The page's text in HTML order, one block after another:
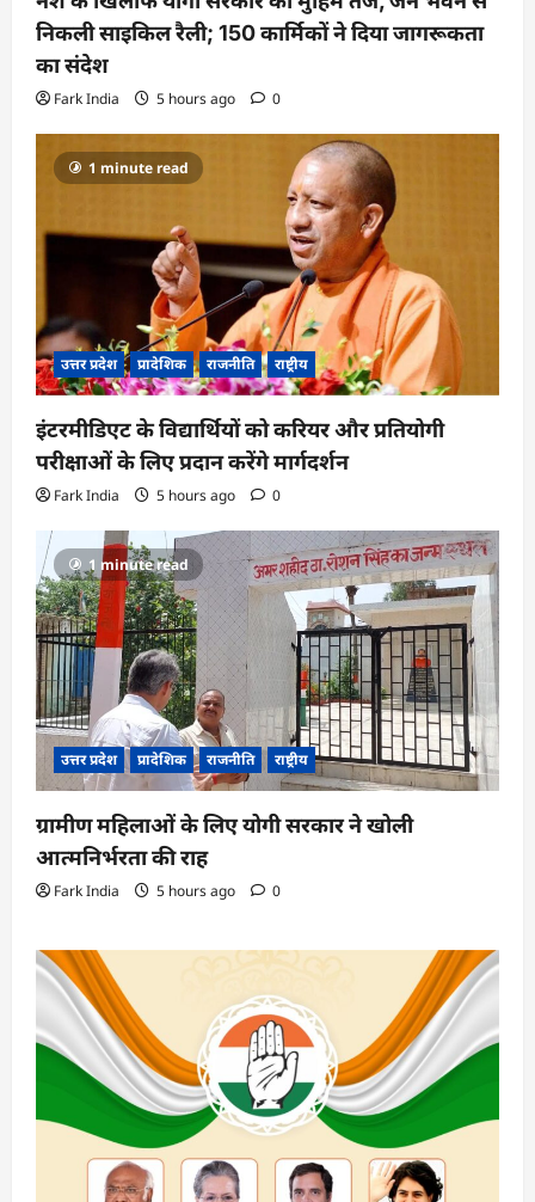
निकली साइकिल रैली; 150 कार्मिकों ने दिया जागरूकता
का संदेश
Fark India 5 hours ago 0
1 minute read
उत्तर प्रदेश प्रादेशिक राजनीति राष्ट्रीय
इंटरमीडिएट के विद्यार्थियों को करियर और प्रतियोगी
परीक्षाओं के लिए प्रदान करेंगे मार्गदर्शन
Fark India 5 hours ago 0
1 minute read
उत्तर प्रदेश प्रादेशिक राजनीति राष्ट्रीय
ग्रामीण महिलाओं के लिए योगी सरकार ने खोली
आत्मनिर्भरता की राह
Fark India 5 hours ago 0